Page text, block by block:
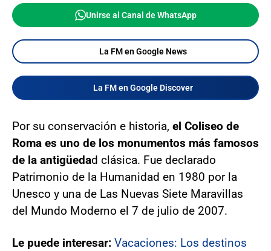
Unirse al Canal de WhatsApp
La FM en Google News
La FM en Google Discover
Por su conservación e historia, el Coliseo de
Roma es uno de los monumentos más famosos
de la antigüedad clásica. Fue declarado
Patrimonio de la Humanidad en 1980 por la
Unesco y una de Las Nuevas Siete Maravillas
del Mundo Moderno el 7 de julio de 2007.
Le puede interesar: Vacaciones: Los destinos